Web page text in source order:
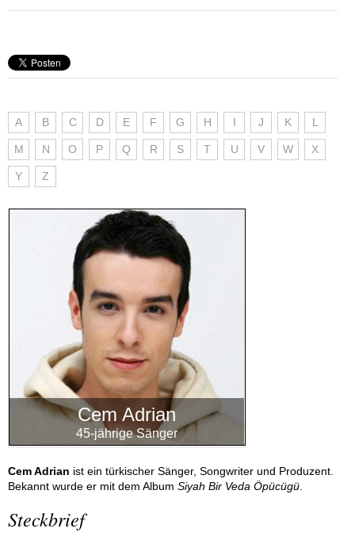
A B C D E F G H I J K L
M N O P Q R S T U V W X
Y Z
Cem Adrian
45-jährige Sänger
Cem Adrian ist ein türkischer Sänger, Songwriter und Produzent.
Bekannt wurde er mit dem Album Siyah Bir Veda Öpücügü
Steckbrief